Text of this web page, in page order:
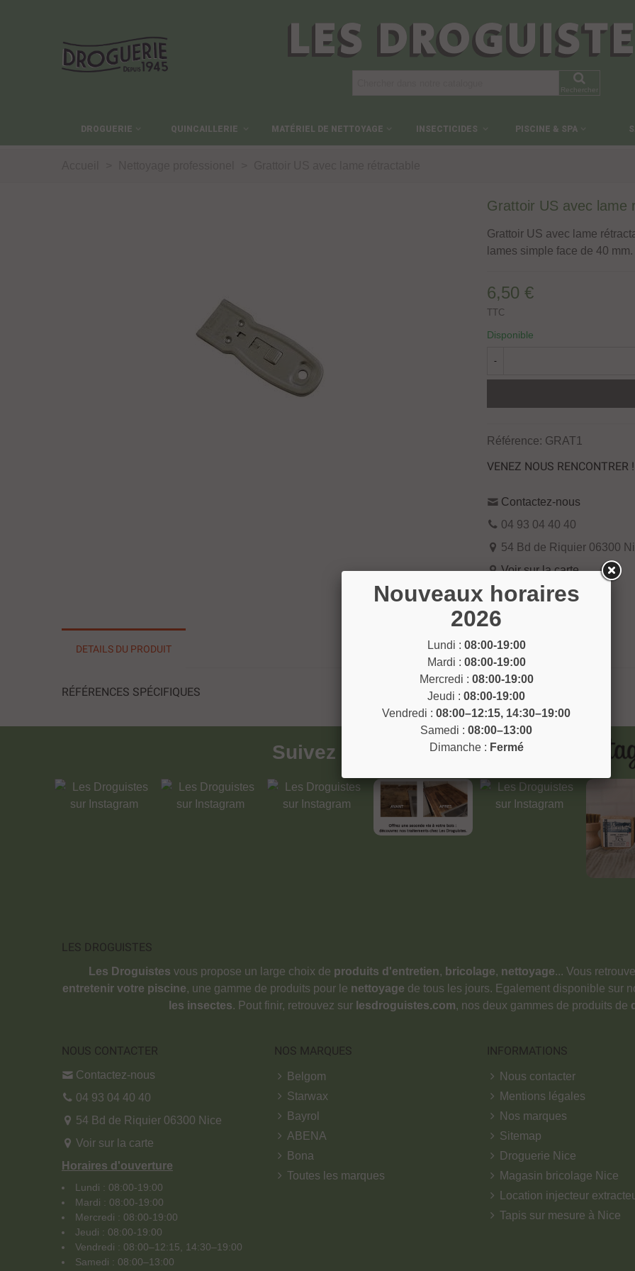
LES
Rechercher
DROGUERIE QUINCAILLERIE MATÉRIEL DE NETTOYAGE INSECTICIDES PISCINE & SPA
Grattoir US avec lame
Grattoir US avec lame
lames simple face de 40
6,50 €
TTC
Disponible
-
Référence: GRAT1
VENEZ NOUS RENCONTRER !
Contactez-nous
04 93 04 40 40
54 Bd de Riquier 06300
Voir sur la carte
DETAILS DU PRODUIT
RÉFÉRENCES SPÉCIFIQUES
Suivez @lesdroguistesnice
LES DROGUISTES
Les Droguistes vous propose un large choix de produits d'entretien, bricolage, nettoyage... Vous
entretenir votre piscine, une gamme de produits pour le nettoyage de tous les jours. Egalement disponible sur
les insectes. Pout finir, retrouvez sur lesdroguistes.com, nos deux gammes de produits de
NOUS CONTACTER
Contactez-nous
04 93 04 40 40
54 Bd de Riquier 06300 Nice
Voir sur la carte
Horaires d'ouverture
Lundi : 08:00-19:00
Mardi : 08:00-19:00
Mercredi : 08:00-19:00
Jeudi : 08:00-19:00
Vendredi : 08:00–12:15, 14:30–19:00
Samedi : 08:00–13:00
NOS MARQUES
Belgom
Starwax
Bayrol
ABENA
Bona
Toutes les marques
INFORMATIONS
Nous contacter
Mentions légales
Nos marques
Sitemap
Droguerie Nice
Magasin bricolage Nice
Location injecteur
Tapis sur mesure à Nice
Nouveaux horaires
2026
Lundi : 08:00-19:00
Mardi : 08:00-19:00
Mercredi : 08:00-19:00
Jeudi : 08:00-19:00
Vendredi : 08:00–12:15, 14:30–19:00
Samedi : 08:00–13:00
Dimanche : Fermé